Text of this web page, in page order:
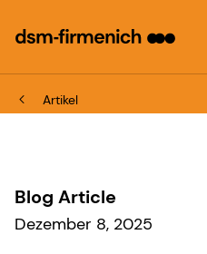
Artikel
Blog Article
Dezember 8, 2025